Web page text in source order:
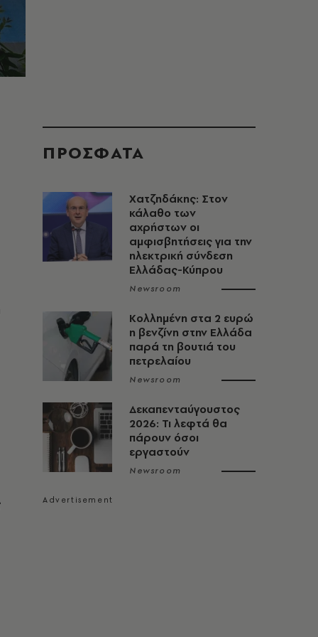
ΠΡΟΣΦΑΤΑ
Χατζηδάκης: Στον
κάλαθο των
αχρήστων οι
αμφισβητήσεις για την
ηλεκτρική σύνδεση
Ελλάδας-Κύπρου
Newsroom
Κολλημένη στα 2 ευρώ
η βενζίνη στην Ελλάδα
παρά τη βουτιά του
πετρελαίου
Newsroom
Δεκαπενταύγουστος
2026: Τι λεφτά θα
πάρουν όσοι
εργαστούν
Newsroom